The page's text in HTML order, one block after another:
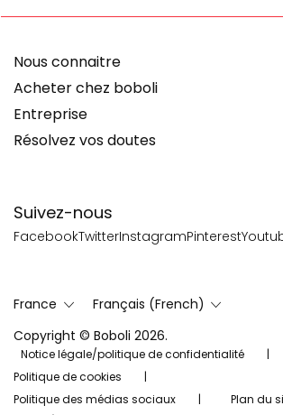
Suivez-nous
FacebookTwitterInstagramPinterest
Nous connaitre
Acheter chez boboli
Entreprise
Résolvez vos doutes
France
Français (French)
Copyright © Boboli 2026.
Notice légale/politique de confidentialité
Politique de cookies
Politique des médias sociaux
Plan du